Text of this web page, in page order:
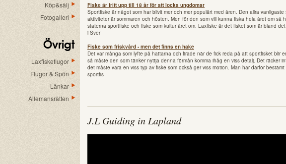
Köp&sälj
Fotogalleri
Övrigt
Laxfiskeflugor
Flugor & Spön
Länkar
Allemansrätten
Fiske är fritt upp till 18 år för att locka ungdomar
Sportfiske är något som har blivit mer och mer populärt med åren. Den allra
aktiviteter är sommaren och hösten. Men för den som vill kunna fiska hela året om så
staterna sportfiske och fiske som kultur året om. Laxfiske är det fisket som är bland
i Sver
Fiske som friskvård - men det finns en hake
Det var många som lyfte på hattarna och firade när de fick reda på att sportfisket blir
så måste den som tänker nyttja denna förmån komma ihåg en viss detalj. Det räcker
det måste vara en viss typ av fiske som också ger viss motion. Man har därför
sportfis
J.L Guiding in Lapland